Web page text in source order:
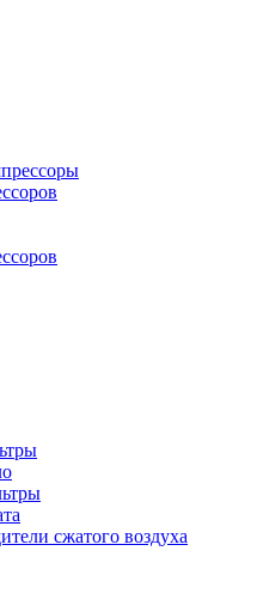
сжатого воздуха